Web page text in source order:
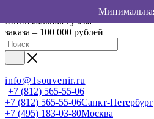
Минимальная сумма
заказа – 100 000 рублей
info@1souvenir.ru
+7 (812) 565-55-06
+7 (812) 565-55-06Санкт-Петербург
+7 (495) 183-03-80Москва